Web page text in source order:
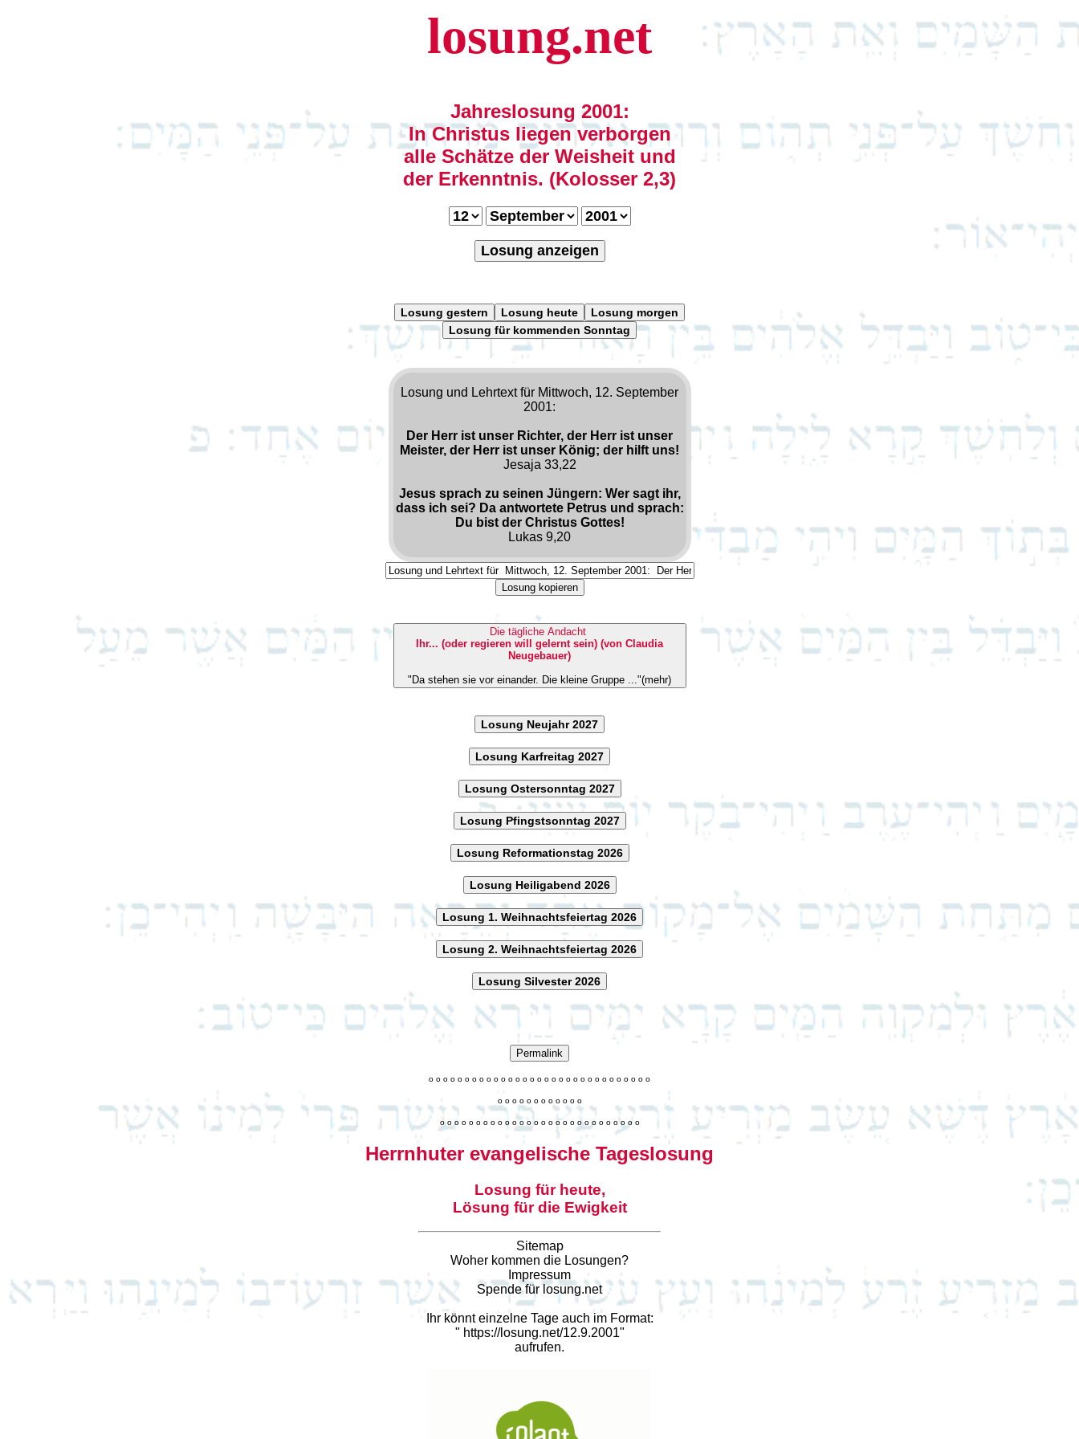
losung.net
Jahreslosung 2001:
In Christus liegen verborgen
alle Schätze der Weisheit und
der Erkenntnis. (Kolosser 2,3)
Losung anzeigen
Losung gestern Losung heute
Losung morgen
Losung für kommenden Sonntag
Losung und Lehrtext für Mittwoch, 12. September
2001:
Der Herr ist unser Richter, der Herr ist unser
Meister, der Herr ist unser König; der hilft uns!
Jesaja 33,22
Jesus sprach zu seinen Jüngern: Wer sagt ihr,
dass ich sei? Da antwortete Petrus und sprach:
Du bist der Christus Gottes!
Lukas 9,20
Losung kopieren
Die tägliche Andacht
Ihr... (oder regieren will gelernt sein) (von Claudia
Neugebauer)
"Da stehen sie vor einander. Die kleine Gruppe ..."(mehr)
Losung Neujahr 2027
Losung Karfreitag 2027
Losung Ostersonntag 2027
Losung Pfingstsonntag 2027
Losung Reformationstag 2026
Losung Heiligabend 2026
Losung 1. Weihnachtsfeiertag 2026
Losung 2. Weihnachtsfeiertag 2026
Losung Silvester 2026
Permalink
o o o o o o o o o o o o o o o o o o o o o o o o o o o o o o o
o o o o o o o o o o o o
o o o o o o o o o o o o o o o o o o o o o o o o o o o o
Herrnhuter evangelische Tageslosung
Losung für heute,
Lösung für die Ewigkeit
Sitemap
Woher kommen die Losungen?
Impressum
Spende für losung.net
Ihr könnt einzelne Tage auch im Format:
" https://losung.net/12.9.2001"
aufrufen.